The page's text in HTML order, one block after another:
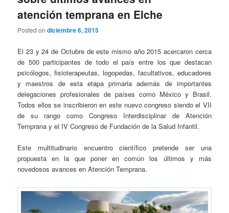
atención temprana en Elche
Posted ondiciembre 6, 2015
El 23 y 24 de Octubre de este mismo año 2015 acercaron cerca
de 500 participantes de todo el país entre los que destacan
psicólogos, fisioterapeutas, logopedas, facultativos, educadores
y maestros de esta etapa primaria además de importantes
delegaciones profesionales de países como México y Brasil.
Todos ellos se inscribieron en este nuevo congreso siendo el VII
de su rango como Congreso Interdisciplinar de Atención
Temprana y el IV Congreso de Fundación de la Salud Infantil.
Este multitudinario encuentro científico pretende ser una
propuesta en la que poner en común los últimos y más
novedosos avances en Atención Temprana.